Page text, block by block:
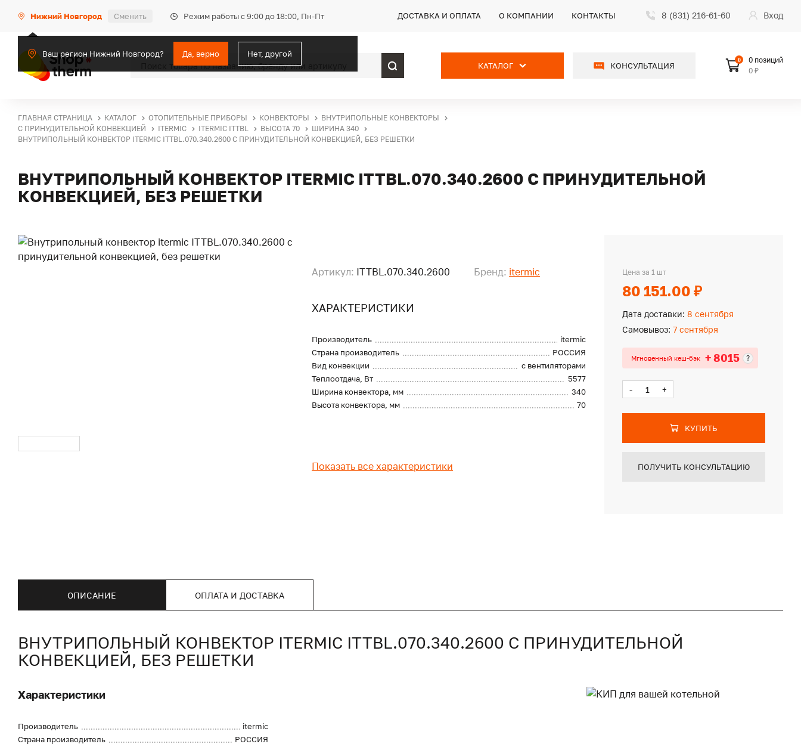
Нижний Новгород Сменить Режим работы с 9:00 до 18:00, Пн-Пт
Ваш регион Нижний Новгород? Да, верно Нет, другой
ДОСТАВКА И ОПЛАТА О КОМПАНИИ КОНТАКТЫ 8 (831) 216-61-60 Вход
КАТАЛОГ КОНСУЛЬТАЦИЯ
0
0 позиций
0 ₽
ГЛАВНАЯ СТРАНИЦА КАТАЛОГ ОТОПИТЕЛЬНЫЕ ПРИБОРЫ КОНВЕКТОРЫ
ВНУТРИПОЛЬНЫЕ КОНВЕКТОРЫ
С ПРИНУДИТЕЛЬНОЙ КОНВЕКЦИЕЙ
ITERMIC ITERMIC ITTBL ВЫСОТА 70
ШИРИНА 340
ВНУТРИПОЛЬНЫЙ КОНВЕКТОР ITERMIC ITTBL.070.340.2600 С ПРИНУДИТЕЛЬНОЙ КОНВЕКЦИЕЙ, БЕЗ РЕШЕТКИ
ВНУТРИПОЛЬНЫЙ КОНВЕКТОР ITERMIC ITTBL.070.340.2600 С ПРИНУДИТЕЛЬНОЙ
КОНВЕКЦИЕЙ, БЕЗ РЕШЕТКИ
Артикул: ITTBL.070.340.2600 Бренд: itermic
ХАРАКТЕРИСТИКИ
Производитель
itermic
Страна производитель
РОССИЯ
Вид конвекции
с вентиляторами
Теплоотдача, Вт
5577
Ширина конвектора, мм
340
Высота конвектора, мм
70
Показать все характеристики
Цена за 1 шт
80 151.00 ₽
Дата доставки: 8 сентября
Самовывоз: 7 сентября
Мгновенный кеш-бэк + 8015 ?
- +
КУПИТЬ
ПОЛУЧИТЬ КОНСУЛЬТАЦИЮ
ОПИСАНИЕ ОПЛАТА И ДОСТАВКА
ВНУТРИПОЛЬНЫЙ КОНВЕКТОР ITERMIC ITTBL.070.340.2600 С ПРИНУДИТЕЛЬНОЙ
КОНВЕКЦИЕЙ, БЕЗ РЕШЕТКИ
Характеристики
Производитель
itermic
Страна производитель
РОССИЯ